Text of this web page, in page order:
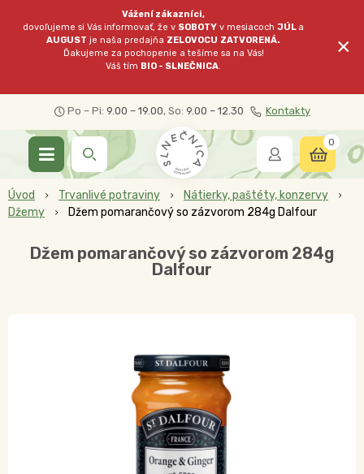
Vážení zákazníci,
dovoľujeme si Vás informovať, že v SOBOTY v mesiacochJÚL a
AUGUST je naša predajňa ZELOVOCU ZATVORENÁ.
Ďakujeme za pochopenie a tešíme sa na Vás!
Váš tím BIO - SLNEČNICA.
×
Po – Pi: 9.00 – 19.00, So: 9.00 – 12.30 Kontakty
0
Úvod Trvanlivé potraviny
Nátierky, paštéty, konzervy
Džemy
Džem pomarančový so zázvorom 284g Dalfour
Džem pomarančový so zázvorom 284g
Dalfour